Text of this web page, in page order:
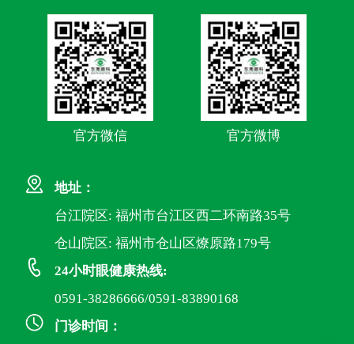
官方微信 官方微博
地址：
台江院区: 福州市台江区西二环南路35号
仓山院区: 福州市仓山区燎原路179号
24小时眼健康热线:
0591-38286666/0591-83890168
门诊时间：